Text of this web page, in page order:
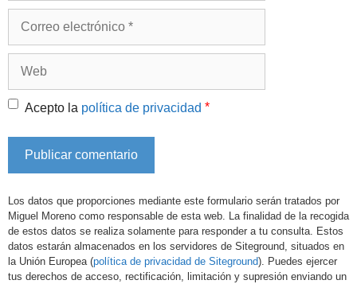
Acepto la política de privacidad *
Los datos que proporciones mediante este formulario serán tratados por
Miguel Moreno como responsable de esta web. La finalidad de la recogida
de estos datos se realiza solamente para responder a tu consulta. Estos
datos estarán almacenados en los servidores de Siteground, situados en
la Unión Europea (política de privacidad de Siteground). Puedes ejercer
tus derechos de acceso, rectificación, limitación y supresión enviando un